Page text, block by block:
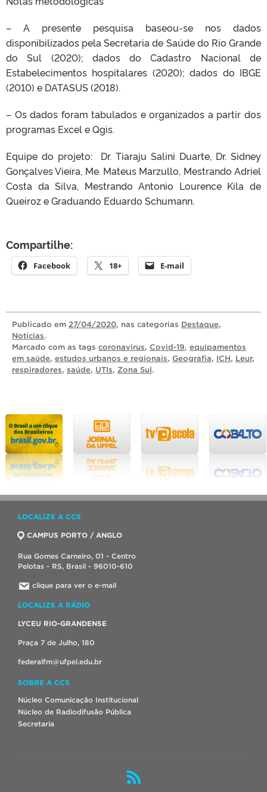
– A presente pesquisa baseou-se nos dados
disponibilizados pela Secretaria de Saúde do Rio Grande
do Sul (2020); dados do Cadastro Nacional de
Estabelecimentos hospitalares (2020); dados do IBGE
(2010) e DATASUS (2018).
– Os dados foram tabulados e organizados a partir dos
programas Excel e Qgis.
Equipe do projeto: Dr. Tiaraju Salini Duarte, Dr. Sidney
Gonçalves Vieira, Me. Mateus Marzullo, Mestrando Adriel
Costa da Silva, Mestrando Antonio Lourence Kila de
Queiroz e Graduando Eduardo Schumann.
Compartilhe:
Facebook 18+ E-mail
Publicado em 27/04/2020, nas categorias Destaque,
Notícias.
Marcado com as tags coronavirus, Covid-19, equipamentos
em saúde, estudos urbanos e regionais, Geografia, ICH, Leur,
respiradores, saúde, UTIs, Zona Sul.
LOCALIZE A CCS
CAMPUS PORTO / ANGLO
Rua Gomes Carneiro, 01 - Centro
Pelotas - RS, Brasil - 96010-610
clique para ver o e-mail
LOCALIZE A RÁDIO
LYCEU RIO-GRANDENSE
Praça 7 de Julho, 180
federalfm@ufpel.edu.br
SOBRE A CCS
Núcleo Comunicação Institucional
Núcleo de Radiodifusão Pública
Secretaria